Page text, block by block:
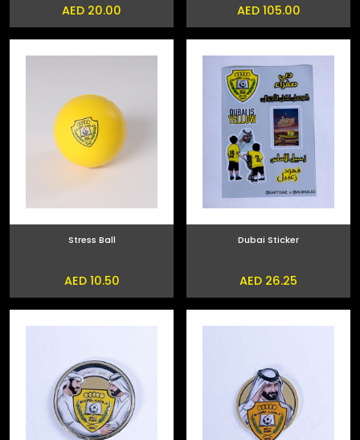
AED 105.00
AED 20.00
Dubai Sticker
AED 26.25
Stress Ball
AED 10.50